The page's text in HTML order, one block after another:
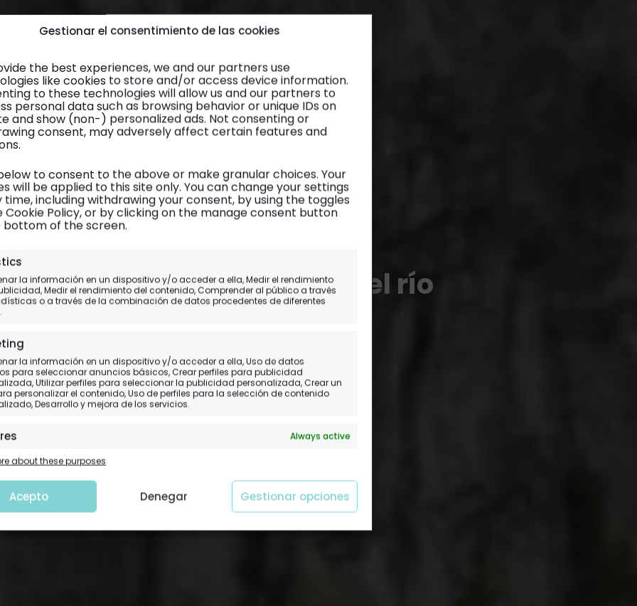
Gestionar el consentimiento de las cookies
the best experiences, we and our partners use
like cookies to store and/or access device information.
to these technologies will allow us and our partners to
personal data such as browsing behavior or unique IDs on
and show (non-) personalized ads. Not consenting or
consent, may adversely affect certain features and
to consent to the above or make granular choices. Your
will be applied to this site only. You can change your settings
time, including withdrawing your consent, by using the toggles
Cookie Policy, or by clicking on the manage consent button
of the screen.
la información en un dispositivo y/o acceder a ella, Medir el rendimiento
Medir el rendimiento del contenido, Comprender al público a través
o a través de la combinación de datos procedentes de diferentes
la información en un dispositivo y/o acceder a ella, Uso de datos
para seleccionar anuncios básicos, Crear perfiles para publicidad
Utilizar perfiles para seleccionar la publicidad personalizada, Crear un
personalizar el contenido, Uso de perfiles para la selección de contenido
Desarrollo y mejora de los servicios.
Always active
Vincular diferentes dispositivos, Identificación de
la seguridad, evitar y detectar fraudes, y
fallos, Ofrecer y presentar publicidad y Always active
about these purposes
Acepto Denegar Gestionar opciones
del Asón (o nacimiento del río
Asón)
Senderismo en Cantabria